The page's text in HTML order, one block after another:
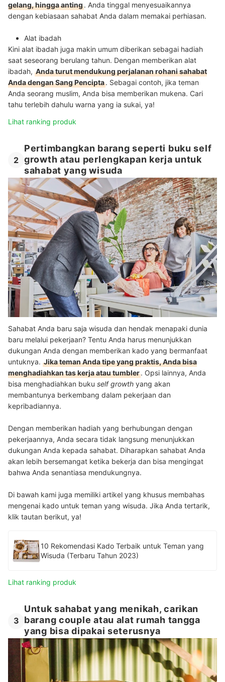
gelang, hingga anting. Anda tinggal menyesuaikannya
dengan kebiasaan sahabat Anda dalam memakai perhiasan.
Alat ibadah
Kini alat ibadah juga makin umum diberikan sebagai hadiah
saat seseorang berulang tahun. Dengan memberikan alat
ibadah, Anda turut mendukung perjalanan rohani sahabat
Anda dengan Sang Pencipta. Sebagai contoh, jika teman
Anda seorang muslim, Anda bisa memberikan mukena. Cari
tahu terlebih dahulu warna yang ia sukai, ya!
Lihat ranking produk
2
Pertimbangkan barang seperti buku self
growth atau perlengkapan kerja untuk
sahabat yang wisuda
Sahabat Anda baru saja wisuda dan hendak menapaki dunia
baru melalui pekerjaan? Tentu Anda harus menunjukkan
dukungan Anda dengan memberikan kado yang bermanfaat
untuknya. Jika teman Anda tipe yang praktis, Anda bisa
menghadiahkan tas kerja atau tumbler. Opsi lainnya, Anda
bisa menghadiahkan buku self growth yang akan
membantunya berkembang dalam pekerjaan dan
kepribadiannya.
Dengan memberikan hadiah yang berhubungan dengan
pekerjaannya, Anda secara tidak langsung menunjukkan
dukungan Anda kepada sahabat. Diharapkan sahabat Anda
akan lebih bersemangat ketika bekerja dan bisa mengingat
bahwa Anda senantiasa mendukungnya.
Di bawah kami juga memiliki artikel yang khusus membahas
mengenai kado untuk teman yang wisuda. Jika Anda tertarik,
klik tautan berikut, ya!
10 Rekomendasi Kado Terbaik untuk Teman yang
Wisuda (Terbaru Tahun 2023)
Lihat ranking produk
3
Untuk sahabat yang menikah, carikan
barang couple atau alat rumah tangga
yang bisa dipakai seterusnya